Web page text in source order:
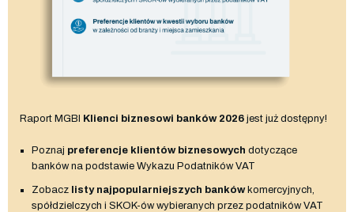
Raport MGBI Klienci biznesowi banków 2026 jest już dostępny!
Poznaj preferencje klientów biznesowych dotyczące
banków na podstawie Wykazu Podatników VAT
Zobacz listy najpopularniejszych bankówkomercyjnych,
spółdzielczych i SKOK-ów wybieranych przez podatników VAT